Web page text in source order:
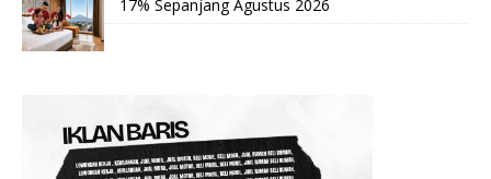
17% Sepanjang Agustus 2026